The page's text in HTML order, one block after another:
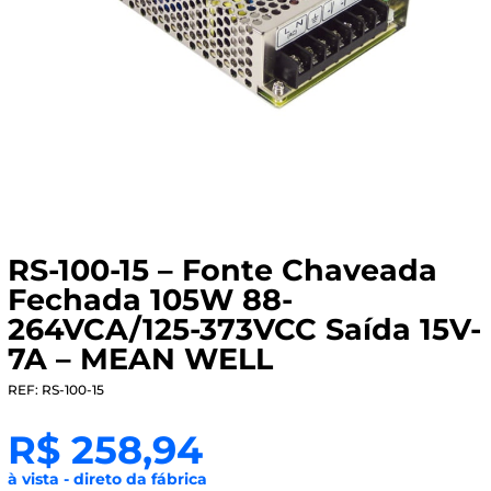
RS-100-15 – Fonte Chaveada
Fechada 105W 88-
264VCA/125-373VCC Saída 15V-
7A – MEAN WELL
REF: RS-100-15
R$258,94
à vista - direto da fábrica